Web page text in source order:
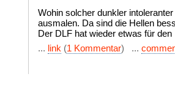
Wohin solcher dunkler
ausmalen. Da sind die Hellen
Der DLF hat wieder etwas für den
... link (1 Kommentar) ...